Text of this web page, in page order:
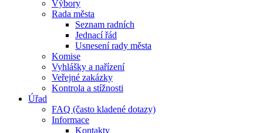
Výbory
Rada města
Seznam radních
Jednací řád
Usnesení rady města
Komise
Vyhlášky a nařízení
Veřejné zakázky
Kontrola a stížnosti
Úřad
FAQ (často kladené dotazy)
Informace
Kontakty